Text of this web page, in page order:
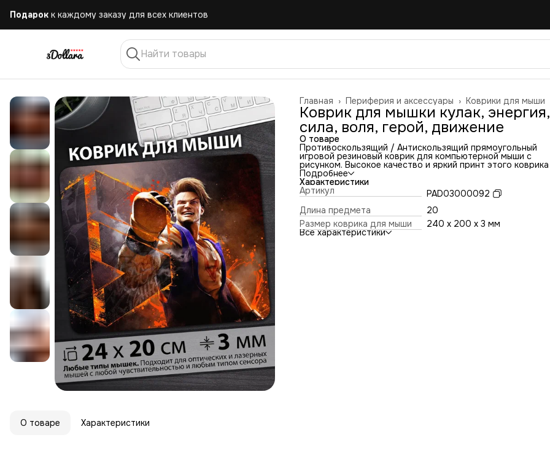
Бесплатная доставка при заказе от 10.000 руб.
Коврики для мыши
Периферия и аксессуары ›
Главная ›
Коврик для мышки кулак, энергия,
сила, воля, герой, движение
О товаре
Противоскользящий / Антискользящий прямоугольный
игровой резиновый коврик для компьютерной мыши с
рисунком. Высокое качество и яркий принт этого коврика
оставит никого равнодушным. Повышенная
и лучшее соотношение цена/качество. Коврик подходит
всех типов мышей: оптических и лазерных с любой
чувствительностью и любым типом сенсора. Гладкая
тканевая поверхность обеспечивает полный контроль над
движениями компьютерной мышки. Нескользящее
из чёрной вспененной резины. Не очень большой и не
маленький, идеального размера коврик, надёжно
Подробнее
Характеристики
Артикул
PAD03000092
Длина предмета
20
Размер коврика для мыши
240 x 200 x 3 мм
Все характеристики
О товаре Характеристики